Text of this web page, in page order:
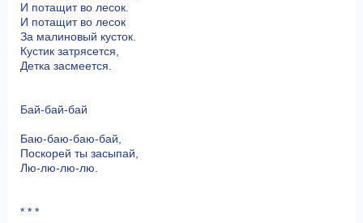
И потащит во лесок.
И потащит во лесок
За малиновый кусток.
Кустик затрясется,
Детка засмеется.
Бай-бай-бай
Баю-баю-баю-бай,
Поскорей ты засыпай,
Лю-лю-лю-лю.
* * *